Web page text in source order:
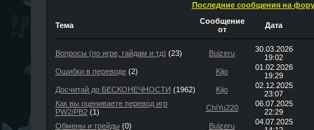
Последние сообщения на
Тема
Сообщение
от
Дата
Вопросы (по игре, гайдам и тд) (23) Buizeru
30.03.2026
19:02
Ошибки в переводе(2) Kijo
01.02.2026
19:29
Досчитай до БЕСКОНЕЧНОСТИ (1962) Kijo
02.12.2025
23:07
Как вы оцениваете перевод игр
PW2/PB2(1) ChiYu220
06.07.2025
22:29
Обмены и трейды (0) Buizeru
04.07.2025